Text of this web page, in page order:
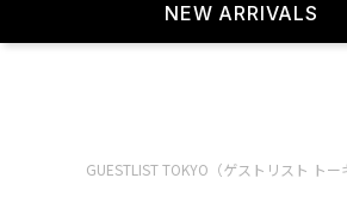
NEW ARRIVALS
GUESTLIST TOKYO（ゲストリスト ト